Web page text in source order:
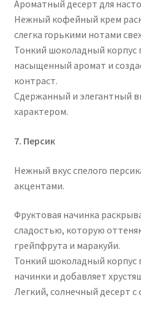
Ароматный десерт для
Нежный кофейный крем
слегка горькими нотами
Тонкий шоколадный корпус
насыщенный аромат и
контраст.
Сдержанный и элегантный
характером.
7. Персик
Нежный вкус спелого
акцентами.
Фруктовая начинка
сладостью, которую
грейпфрута и маракуйи.
Тонкий шоколадный корпус
начинки и добавляет
Легкий, солнечный десерт